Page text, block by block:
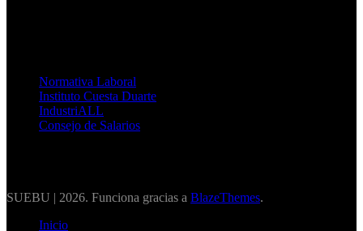
Normativa Laboral
Instituto Cuesta Duarte
IndustriALL
Consejo de Salarios
SUEBU | 2026. Funciona gracias a BlazeThemes.
Inicio